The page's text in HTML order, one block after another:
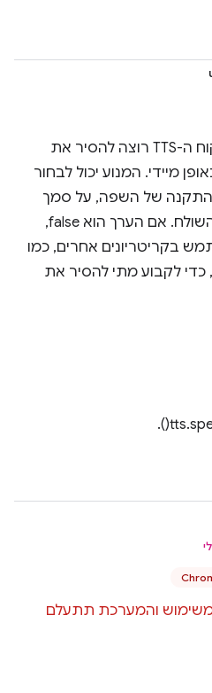
הערך הוא True אם לקוח ה-TTS רוצה להסיר את
מיידי. המנוע יכול לבחור
של השפה, על סמך
הפרמטר הזה ופרטי השולח. אם הערך הוא false,
בקריטריונים אחרים, כמו
כדי לקבוע מתי להסיר את
משימוש והמערכת תתעלם